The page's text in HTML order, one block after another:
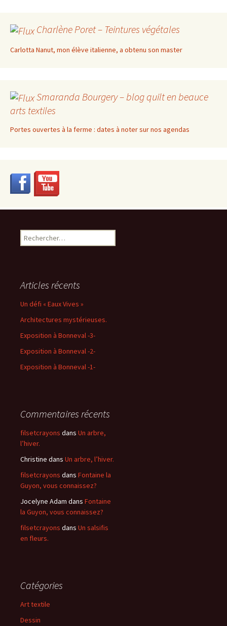
Charlène Poret – Teintures végétales
Carlotta Nanut, mon élève italienne, a obtenu son master
Smaranda Bourgery – blog quilt en beauce
arts textiles
Portes ouvertes à la ferme : dates à noter sur nos agendas
Rechercher :
Articles récents
Un défi « Eaux Vives »
Architectures mystérieuses.
Exposition à Bonneval -3-
Exposition à Bonneval -2-
Exposition à Bonneval -1-
Commentaires récents
filsetcrayons dans Un arbre,
l’hiver.
Christine dans Un arbre, l’hiver.
filsetcrayons dans Fontaine la
Guyon, vous connaissez?
Jocelyne Adam dans Fontaine
la Guyon, vous connaissez?
filsetcrayons dans Un salsifis
en fleurs.
Catégories
Art textile
Dessin